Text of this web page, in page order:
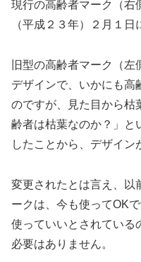
現行の高齢者マーク（右
（平成２３年）２月１日
旧型の高齢者マーク（
デザインで、いかにも高
のですが、見た目から枯
齢者は枯葉なのか？」と
したことから、デザイン
変更されたとは言え、以
ークは、今も使ってOK
使っていいとされている
必要はありません。